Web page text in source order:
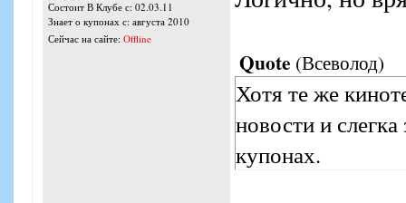
Состоит В Клубе с: 02.03.11
Знает о купонах с: августа 2010
Сейчас на сайте: Offline
Quote (Всеволод)
Хотя те же
новости и
купонах.